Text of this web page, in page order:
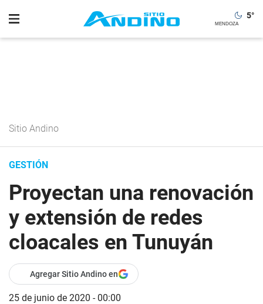
5°
Sitio Andino
GESTIÓN
Proyectan una renovación
y extensión de redes
cloacales en Tunuyán
Agregar Sitio Andino en
25 de junio de 2020 - 00:00